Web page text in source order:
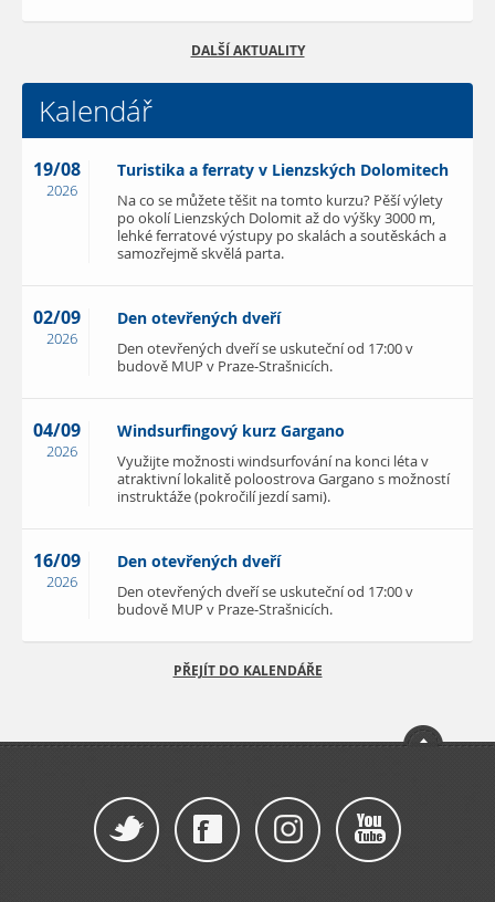
DALŠÍ AKTUALITY
Kalendář
19/08
2026
Turistika a ferraty v Lienzských Dolomitech
Na co se můžete těšit na tomto kurzu? Pěší výlety
po okolí Lienzských Dolomit až do výšky 3000 m,
lehké ferratové výstupy po skalách a soutěskách a
samozřejmě skvělá parta.
02/09
2026
Den otevřených dveří
Den otevřených dveří se uskuteční od 17:00 v
budově MUP v Praze-Strašnicích.
04/09
2026
Windsurfingový kurz Gargano
Využijte možnosti windsurfování na konci léta v
atraktivní lokalitě poloostrova Gargano s možností
instruktáže (pokročilí jezdí sami).
16/09
2026
Den otevřených dveří
Den otevřených dveří se uskuteční od 17:00 v
budově MUP v Praze-Strašnicích.
PŘEJÍT DO KALENDÁŘE